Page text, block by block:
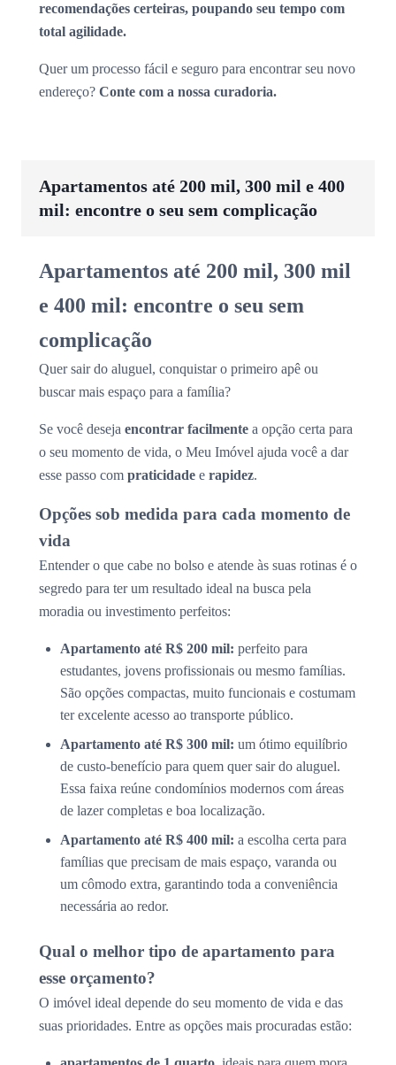
recomendações certeiras, poupando seu tempo com
total agilidade.
Quer um processo fácil e seguro para encontrar seu novo
endereço? Conte com a nossa curadoria.
Apartamentos até 200 mil, 300 mil e 400
mil: encontre o seu sem complicação
Apartamentos até 200 mil, 300 mil
e 400 mil: encontre o seu sem
complicação
Quer sair do aluguel, conquistar o primeiro apê ou
buscar mais espaço para a família?
Se você deseja encontrar facilmente a opção certa para
o seu momento de vida, o Meu Imóvel ajuda você a dar
esse passo com praticidade e rapidez.
Opções sob medida para cada momento de
vida
Entender o que cabe no bolso e atende às suas rotinas é o
segredo para ter um resultado ideal na busca pela
moradia ou investimento perfeitos:
Apartamento até R$ 200 mil: perfeito para
estudantes, jovens profissionais ou mesmo famílias.
São opções compactas, muito funcionais e costumam
ter excelente acesso ao transporte público.
Apartamento até R$ 300 mil: um ótimo equilíbrio
de custo-benefício para quem quer sair do aluguel.
Essa faixa reúne condomínios modernos com áreas
de lazer completas e boa localização.
Apartamento até R$ 400 mil: a escolha certa para
famílias que precisam de mais espaço, varanda ou
um cômodo extra, garantindo toda a conveniência
necessária ao redor.
Qual o melhor tipo de apartamento para
esse orçamento?
O imóvel ideal depende do seu momento de vida e das
suas prioridades. Entre as opções mais procuradas estão: